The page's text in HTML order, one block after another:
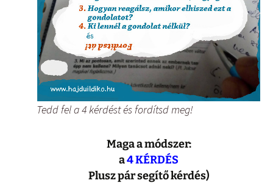
Tedd fel a 4 kérdést és fordítsd meg!
Maga a módszer:
a4 KÉRDÉS
Plusz pár segítő kérdés)